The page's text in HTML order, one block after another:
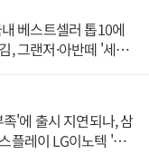
베스트셀러 톱10에
, 그랜저·아반떼 '세단
'에 출시 지연되나, 삼
플레이 LG이노텍 '탈